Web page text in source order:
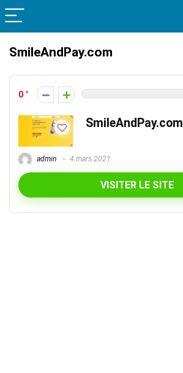
SmileAndPay.com
0
SmileAndPay.com
admin 4 mars 2021
VISITER LE SITE